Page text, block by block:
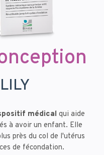
médical qui aide
à avoir un enfant. Elle
près du col de l'utérus
de fécondation.